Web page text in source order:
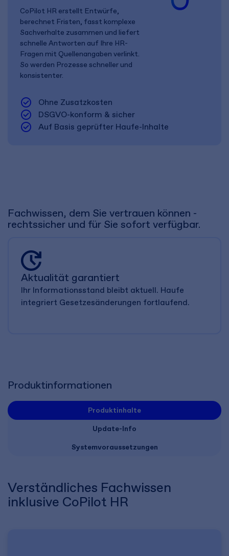
CoPilot HR erstellt Entwürfe,
berechnet Fristen, fasst komplexe
Sachverhalte zusammen und liefert
schnelle Antworten auf Ihre HR-
Fragen mit Quellenangaben verlinkt.
So werden Prozesse schneller und
konsistenter.
check_circle Ohne Zusatzkosten
check_circle DSGVO-konform & sicher
check_circle Auf Basis geprüfter Haufe-Inhalte
Fachwissen, dem Sie vertrauen können -
rechtssicher und für Sie sofort verfügbar.
Aktualität garantiert
Ihr Informationsstand bleibt aktuell. Haufe
integriert Gesetzesänderungen fortlaufend.
Produktinformationen
Produktinhalte
Update-Info
Systemvoraussetzungen
Verständliches Fachwissen
inklusive CoPilot HR